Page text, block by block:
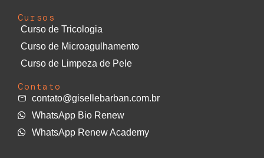
Cursos
Curso de Tricologia
Curso de Microagulhamento
Curso de Limpeza de Pele
Contato
contato@gisellebarban.com.br
WhatsApp Bio Renew
WhatsApp Renew Academy